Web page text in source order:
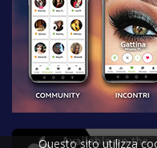
Questo sito utilizza